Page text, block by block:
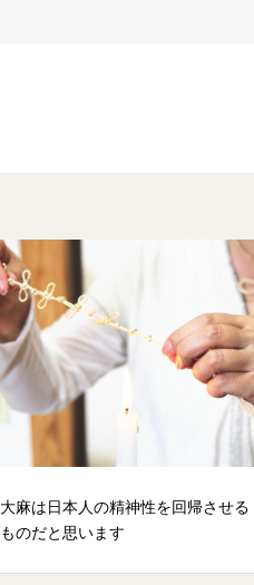
大麻は日本人の精神性を回帰させる
ものだと思います